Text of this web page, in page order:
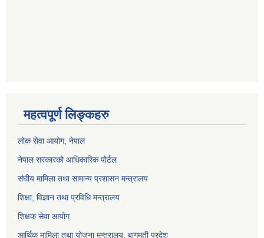
महत्वपूर्ण लिङ्कहरु
लोक सेवा आयोग, नेपाल
नेपाल सरकारको आधिकारिक पोर्टल
संघीय मामिला तथा सामान्य प्रशासन मन्त्रालय
शिक्षा, विज्ञान तथा प्रविधि मन्त्रालय
शिक्षक सेवा आयोग
आर्थिक मामिला तथा योजना मन्त्रालय, बागमती प्रदेश